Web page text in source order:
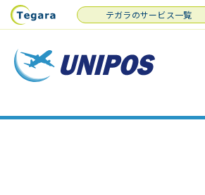
テガラのサービス一覧